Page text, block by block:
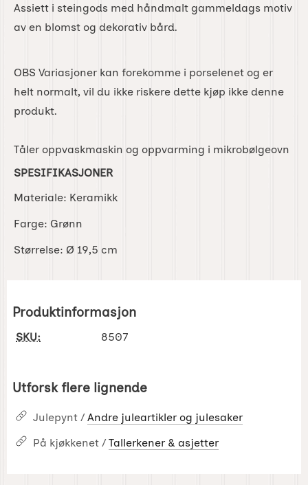
Assiett i steingods med håndmalt gammeldags motiv
av en blomst og dekorativ bård.
OBS Variasjoner kan forekomme i porselenet og er
helt normalt, vil du ikke riskere dette kjøp ikke denne
produkt.
Tåler oppvaskmaskin og oppvarming i mikrobølgeovn
SPESIFIKASJONER
Materiale: Keramikk
Farge: Grønn
Størrelse: Ø 19,5 cm
Produktinformasjon
SKU: 8507
Utforsk flere lignende
Julepynt / Andre juleartikler og julesaker
På kjøkkenet / Tallerkener & asjetter